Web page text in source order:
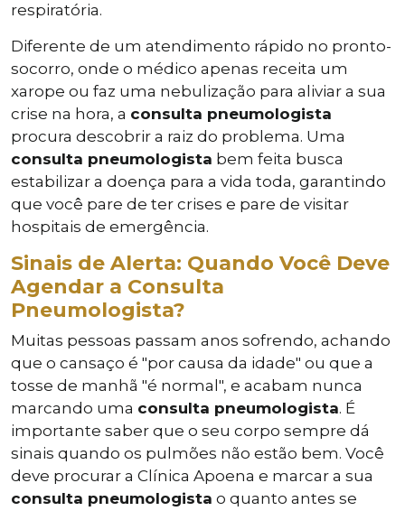
respiratória.
Diferente de um atendimento rápido no pronto-
socorro, onde o médico apenas receita um
xarope ou faz uma nebulização para aliviar a sua
crise na hora, a consulta pneumologista
procura descobrir a raiz do problema. Uma
consulta pneumologista bem feita busca
estabilizar a doença para a vida toda, garantindo
que você pare de ter crises e pare de visitar
hospitais de emergência.
Sinais de Alerta: Quando Você Deve
Agendar a Consulta
Pneumologista?
Muitas pessoas passam anos sofrendo, achando
que o cansaço é "por causa da idade" ou que a
tosse de manhã "é normal", e acabam nunca
marcando uma consulta pneumologista. É
importante saber que o seu corpo sempre dá
sinais quando os pulmões não estão bem. Você
deve procurar a Clínica Apoena e marcar a sua
consulta pneumologista o quanto antes se